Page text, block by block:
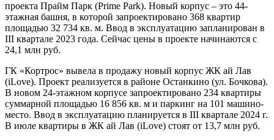
проекта Прайм Парк (Prime Park). Новый корпус – это 44-
этажная башня, в которой запроектировано 368 квартир
площадью 32 734 кв. м. Ввод в эксплуатацию запланирован в
III квартале 2023 года. Сейчас цены в проекте начинаются с
24,1 млн руб.
ГК «Кортрос» вывела в продажу новый корпус ЖК ай Лав
(iLove). Проект реализуется в районе Останкино (ул. Бочкова).
В новом 24-этажном корпусе запроектировано 234 квартиры
суммарной площадью 16 856 кв. м и паркинг на 101 машино-
место. Ввод в эксплуатацию планируется в III квартале 2024 г.
В июле квартиры в ЖК ай Лав (iLove) стоят от 13,7 млн руб.